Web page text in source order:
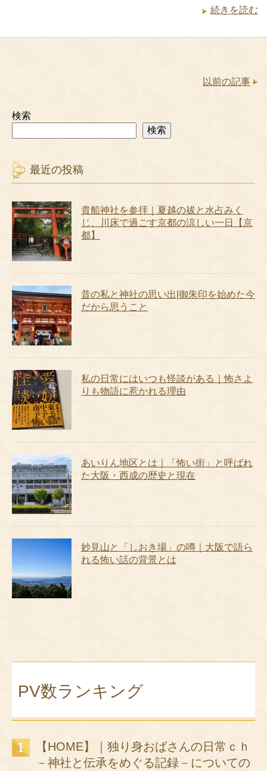
続きを読む
以前の記事
検索
検索
最近の投稿
貴船神社を参拝｜夏越の祓と水占みく
じ、川床で過ごす京都の涼しい一日【京
都】
昔の私と神社の思い出|御朱印を始めた今
だから思うこと
私の日常にはいつも怪談がある｜怖さよ
りも物語に惹かれる理由
あいりん地区とは｜「怖い街」と呼ばれ
た大阪・西成の歴史と現在
妙見山と「しおき場」の噂｜大阪で語ら
れる怖い話の背景とは
PV数ランキング
【HOME】｜独り身おばさんの日常ｃｈ
－神社と伝承をめぐる記録－についての